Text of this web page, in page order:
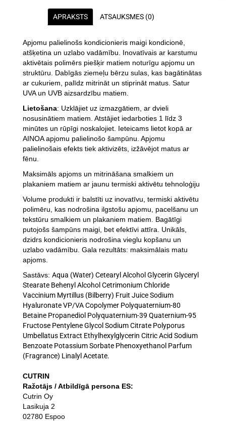
APRAKSTS ATSAUKSMES (0)
Apjomu palielinošs kondicionieris maigi kondicionē,
atšķetina un uzlabo vadāmību. Inovatīvais ar karstumu
aktivētais polimērs piešķir matiem noturīgu apjomu un
struktūru. Dabīgās ziemeļu bērzu sulas, kas bagātinātas
ar cukuriem, palīdz mitrināt un stiprināt matus. Satur
UVA un UVB aizsardzību matiem.
Lietošana: Uzklājiet uz izmazgātiem, ar dvieli
nosusinātiem matiem. Atstājiet iedarboties 1 līdz 3
minūtes un rūpīgi noskalojiet. Ieteicams lietot kopā ar
AINOA apjomu palielinošo šampūnu. Apjomu
palielinošais efekts tiek aktivizēts, izžāvējot matus ar
fēnu.
Maksimāls apjoms un mitrināšana smalkiem un
plakaniem matiem ar jaunu termiski aktivētu tehnoloģiju
Volume produkti ir balstīti uz inovatīvu, termiski aktivētu
polimēru, kas nodrošina ilgstošu apjomu, pacelšanu un
tekstūru smalkiem un plakaniem matiem. Bagātīgi
putojošs šampūns maigi, bet efektīvi attīra. Unikāls,
dzidrs kondicionieris nodrošina vieglu kopšanu un
uzlabo vadāmību. Gala rezultāts: maksimālais matu
apjoms.
Sastāvs: Aqua (Water) Cetearyl Alcohol Glycerin Glyceryl
Stearate Behenyl Alcohol Cetrimonium Chloride
Vaccinium Myrtillus (Bilberry) Fruit Juice Sodium
Hyaluronate VP/VA Copolymer Polyquaternium-80
Betaine Propanediol Polyquaternium-39 Quaternium-95
Fructose Pentylene Glycol Sodium Citrate Polyporus
Umbellatus Extract Ethylhexylglycerin Citric Acid Sodium
Benzoate Potassium Sorbate Phenoxyethanol Parfum
(Fragrance) Linalyl Acetate.
CUTRIN
Ražotājs / Atbildīgā persona ES:
Cutrin Oy
Lasikuja 2
02780 Espoo